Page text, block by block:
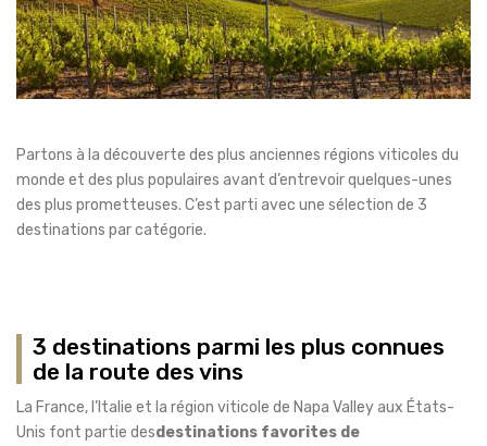
Partons à la découverte des plus anciennes régions viticoles du
monde et des plus populaires avant d’entrevoir quelques-unes
des plus prometteuses. C’est parti avec une sélection de 3
destinations par catégorie.
3 destinations parmi les plus connues
de la route des vins
La France, l’Italie et la région viticole de Napa Valley aux États-
Unis font partie desdestinations favorites de